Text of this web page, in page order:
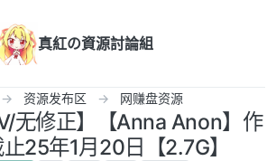
真紅の資源討論組
资源发布区 网赚盘资源
无修正】【Anna Anon】作
25年1月20日【2.7G】